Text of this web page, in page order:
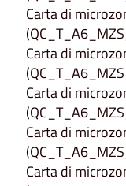
Carta di
Carta di
Carta di
Carta di
Carta di